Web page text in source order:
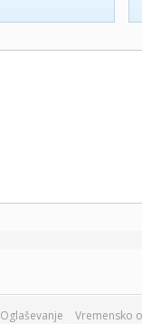
Oglaševanje Vremensko